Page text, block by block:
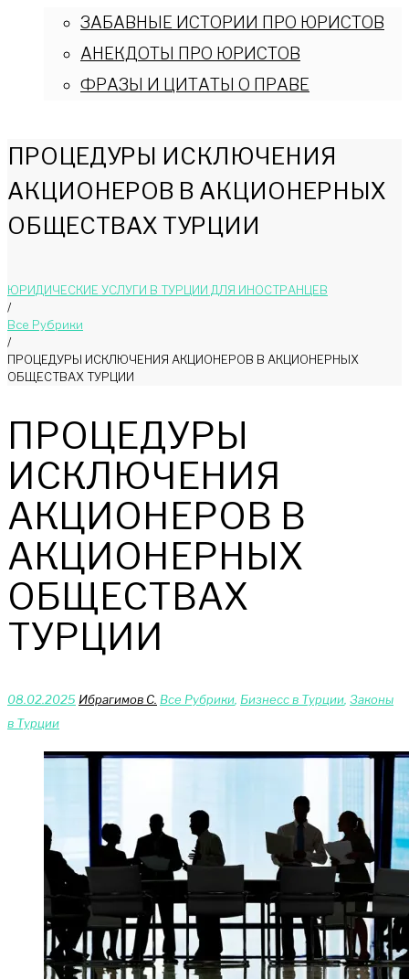
ЗАБАВНЫЕ ИСТОРИИ ПРО ЮРИСТОВ
АНЕКДОТЫ ПРО ЮРИСТОВ
ФРАЗЫ И ЦИТАТЫ О ПРАВЕ
ПРОЦЕДУРЫ ИСКЛЮЧЕНИЯ
АКЦИОНЕРОВ В АКЦИОНЕРНЫХ
ОБЩЕСТВАХ ТУРЦИИ
ЮРИДИЧЕСКИЕ УСЛУГИ В ТУРЦИИ ДЛЯ ИНОСТРАНЦЕВ
/
Bce Pyбрики
/
ПРОЦЕДУРЫ ИСКЛЮЧЕНИЯ АКЦИОНЕРОВ В АКЦИОНЕРНЫХ
ОБЩЕСТВАХ ТУРЦИИ
ПРОЦЕДУРЫ
ИСКЛЮЧЕНИЯ
АКЦИОНЕРОВ В
АКЦИОНЕРНЫХ
ОБЩЕСТВАХ
ТУРЦИИ
08.02.2025 Ибрагимов С. Bce Pyбрики Бизнесс в Турции Законы
в Турции